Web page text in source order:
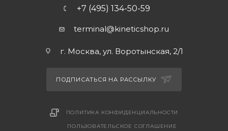
+7 (495) 134-50-59
terminal@kineticshop.ru
г. Москва, ул. Воротынская, 2/1
ПОДПИСАТЬСЯ НА РАССЫЛКУ
ПОЛИТИКА КОНФИДЕНЦИАЛЬНОСТИ
ПОЛЬЗОВАТЕЛЬСКОЕ СОГЛАШЕНИЕ